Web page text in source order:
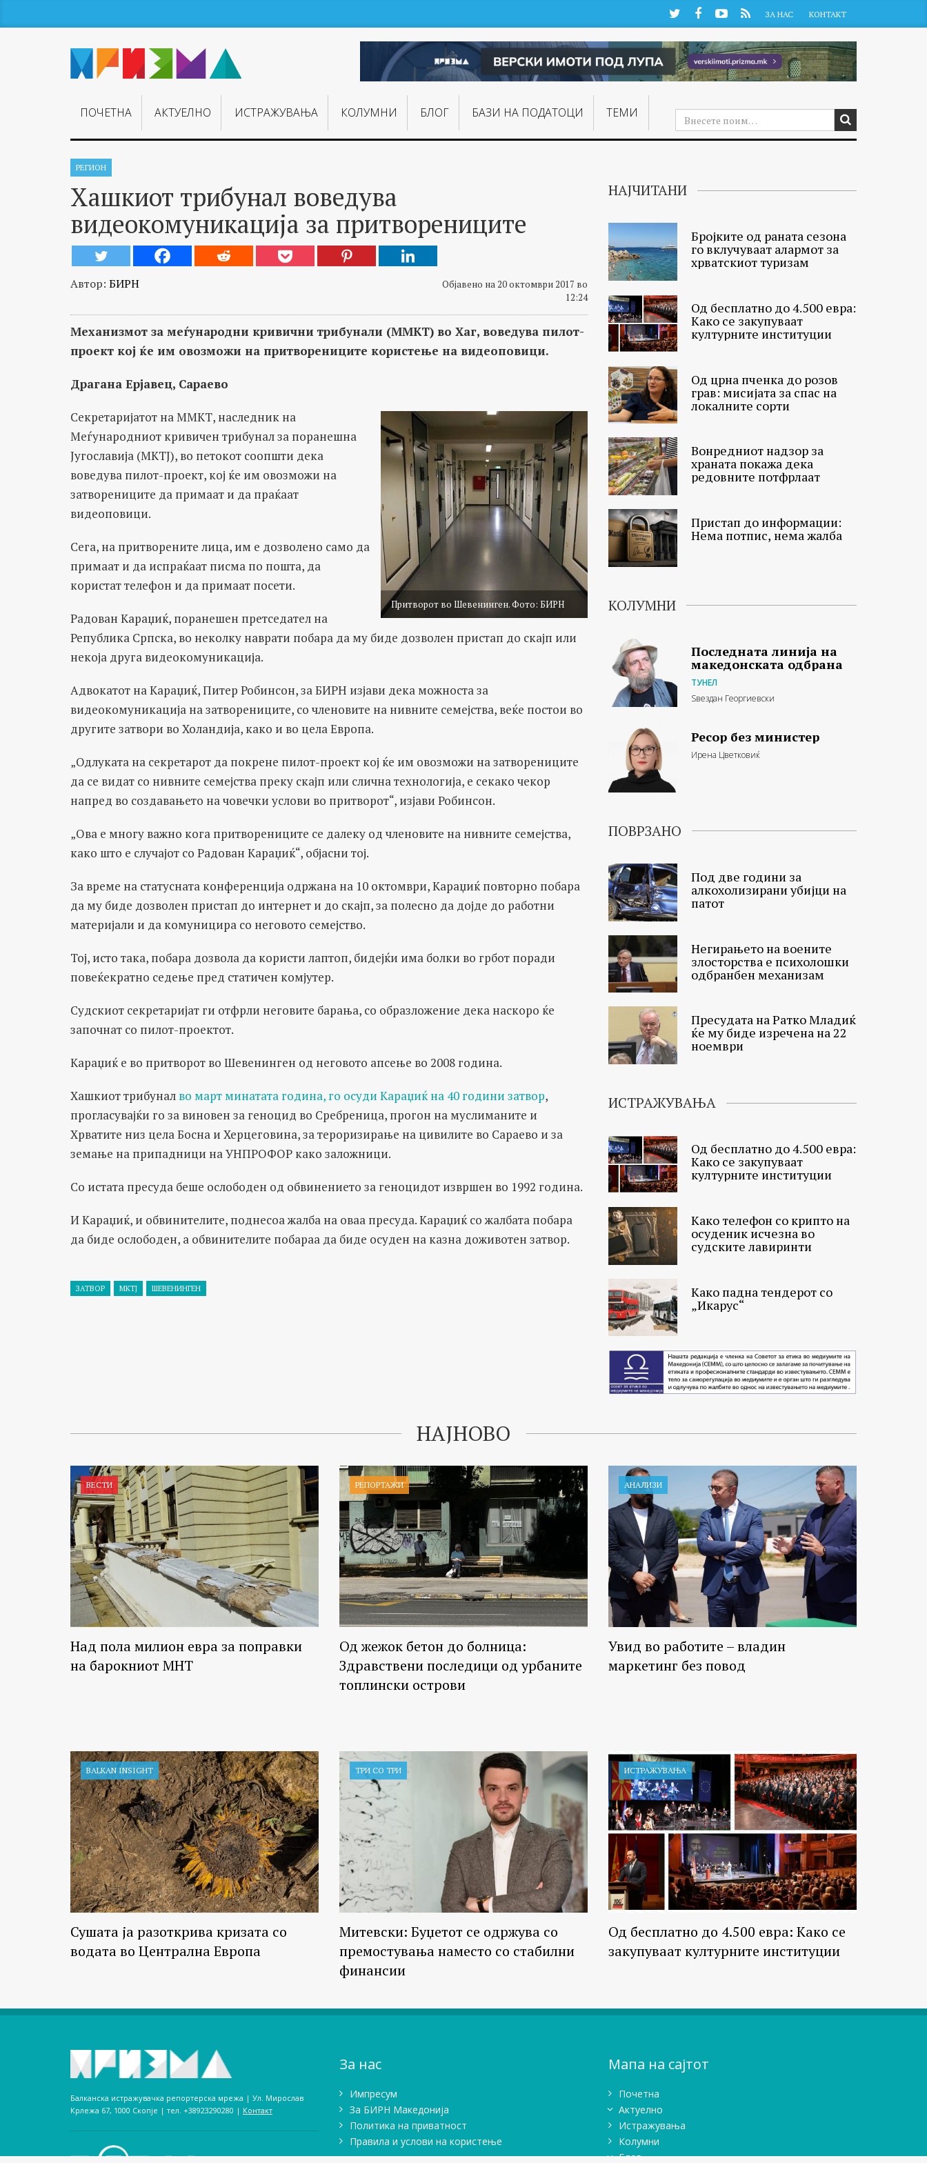
TwitterFacebookYouTube
RSS ЗА НАС КОНТАКТ
ПОЧЕТНА АКТУЕЛНО ИСТРАЖУВАЊA КОЛУМНИ БЛОГ БАЗИ НА ПОДАТОЦИ ТЕМИ
РЕГИОН
Хашкиот трибунал воведува
видеокомуникација за притворениците
Автор: БИРН
Објавено на 20 октомври 2017 во
12:24
Механизмот за меѓународни кривични трибунали (ММКТ) во Хаг, воведува пилот-
проект кој ќе им овозможи на притворениците користење на видеоповици.
Драгана Ерјавец, Сараево
Притворот во Шевенинген. Фото: БИРН
Секретаријатот на ММКТ, наследник на
Меѓународниот кривичен трибунал за поранешна
Југославија (МКТЈ), во петокот соопшти дека
воведува пилот-проект, кој ќе им овозможи на
затворениците да примаат и да праќаат
видеоповици.
Сега, на притворените лица, им е дозволено само да
примаат и да испраќаат писма по пошта, да
користат телефон и да примаат посети.
Радован Караџиќ, поранешен претседател на
Република Српска, во неколку наврати побара да му биде дозволен пристап до скајп или
некоја друга видеокомуникација.
Адвокатот на Караџиќ, Питер Робинсон, за БИРН изјави дека можноста за
видеокомуникација на затворениците, со членовите на нивните семејства, веќе постои во
другите затвори во Холандија, како и во цела Европа.
„Одлуката на секретарот да покрене пилот-проект кој ќе им овозможи на затворениците
да се видат со нивните семејства преку скајп или слична технологија, е секако чекор
напред во создавањето на човечки услови во притворот“, изјави Робинсон.
„Ова е многу важно кога притворениците се далеку од членовите на нивните семејства,
како што е случајот со Радован Караџиќ“, објасни тој.
За време на статусната конференција одржана на 10 октомври, Караџиќ повторно побара
да му биде дозволен пристап до интернет и до скајп, за полесно да дојде до работни
материјали и да комуницира со неговото семејство.
Тој, исто така, побара дозвола да користи лаптоп, бидејќи има болки во грбот поради
повеќекратно седење пред статичен комјутер.
Судскиот секретаријат ги отфрли неговите барања, со образложение дека наскоро ќе
започнат со пилот-проектот.
Караџиќ е во притворот во Шевенинген од неговото апсење во 2008 година.
Хашкиот трибунал во март минатата година, го осуди Караџиќ на 40 години затвор,
прогласувајќи го за виновен за геноцид во Сребреница, прогон на муслиманите и
Хрватите низ цела Босна и Херцеговина, за тероризирање на цивилите во Сараево и за
земање на припадници на УНПРОФОР како заложници.
Со истата пресуда беше ослободен од обвинението за геноцидот извршен во 1992 година.
И Караџиќ, и обвинителите, поднесоа жалба на оваа пресуда. Караџиќ со жалбата побара
да биде ослободен, а обвинителите побараа да биде осуден на казна доживотен затвор.
ЗАТВОР МКТЈ ШЕВЕНИНГЕН
НАЈЧИТАНИ
Бројките од раната сезона
го вклучуваат алармот за
хрватскиот туризам
Од бесплатно до 4.500 евра:
Како се закупуваат
културните институции
Од црна пченка до розов
грав: мисијата за спас на
локалните сорти
Вонредниот надзор за
храната покажа дека
редовните потфрлаат
Пристап до информации:
Нема потпис, нема жалба
КОЛУМНИ
Последната линија на
македонската одбрана
ТУНЕЛ
Ѕвездан Георгиевски
Ресор без министер
Ирена Цветковиќ
ПОВРЗАНО
Под две години за
алкохолизирани убијци на
патот
Негирањето на воените
злосторства е психолошки
одбранбен механизам
Пресудата на Ратко Младиќ
ќе му биде изречена на 22
ноември
ИСТРАЖУВАЊА
Од бесплатно до 4.500 евра:
Како се закупуваат
културните институции
Како телефон со крипто на
осуденик исчезна во
судските лавиринти
Како падна тендерот со
„Икарус“
НАЈНОВО
ВЕСТИ
Над пола милион евра за поправки
на барокниот МНТ
РЕПОРТАЖИ
Од жежок бетон до болница:
Здравствени последици од урбаните
топлински острови
АНАЛИЗИ
Увид во работите – владин
маркетинг без повод
BALKAN INSIGHT
Сушата ја разоткрива кризата со
водата во Централна Европа
ТРИ СО ТРИ
Митевски: Буџетот се одржува со
премостувања наместо со стабилни
финансии
ИСТРАЖУВАЊA
Од бесплатно до 4.500 евра: Како се
закупуваат културните институции
Балканска истражувачка репортерска мрежа | Ул. Мирослав
Крлежа 67, 1000 Скопје | тел. +38923290280­ | Контакт
За нас
Импресум
Зa БИРН Македонија
Политика на приватност
Правила и услови на користење
Мапа на сајтот
Почетна
Актуелно
Истражувањa
Колумни
Блог